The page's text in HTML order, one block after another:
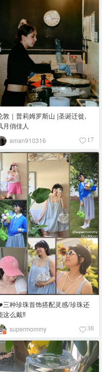
敦｜普莉姆罗斯山 |圣诞迁徙,
月俏佳人
aman910316 17
种珍珠首饰搭配灵感/珍珠还
这么戴‼️
supermommy 38